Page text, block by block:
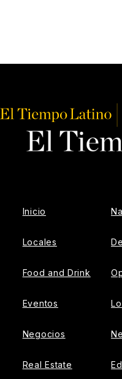
Inicio
Locales
Food and Drink
Eventos
Negocios
Real Estate